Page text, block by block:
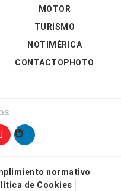
MOTOR
TURISMO
NOTIMÉRICA
CONTACTOPHOTO
normativo
de Cookies